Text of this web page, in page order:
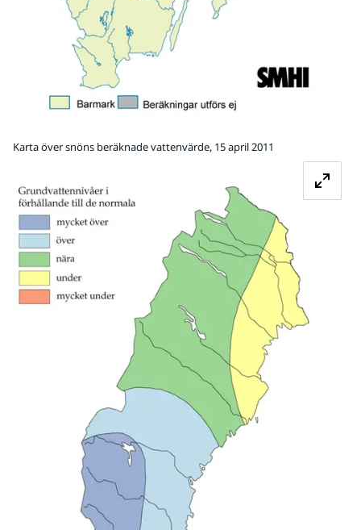
Karta över snöns beräknade vattenvärde, 15 april 2011